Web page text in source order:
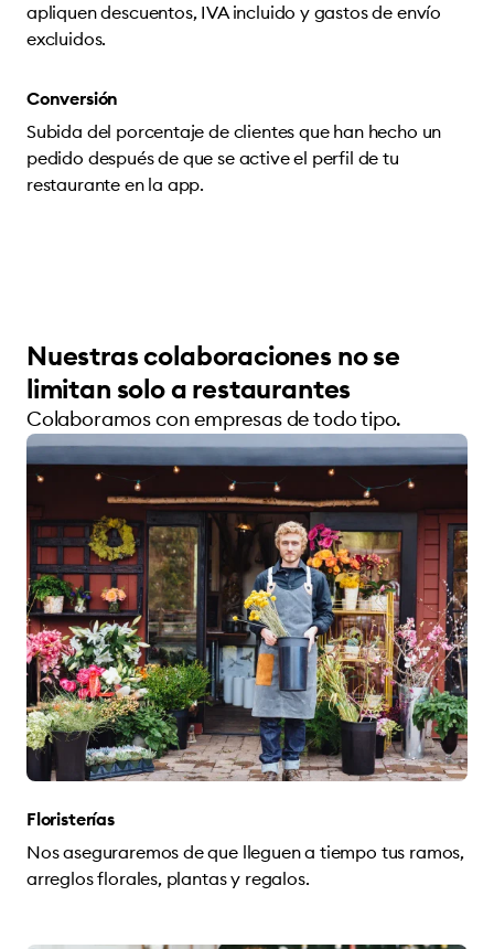
apliquen descuentos, IVA incluido y gastos de envío
excluidos.
Conversión
Subida del porcentaje de clientes que han hecho un
pedido después de que se active el perfil de tu
restaurante en la app.
Nuestras colaboraciones no se
limitan solo a restaurantes
Colaboramos con empresas de todo tipo.
Floristerías
Nos aseguraremos de que lleguen a tiempo tus ramos,
arreglos florales, plantas y regalos.